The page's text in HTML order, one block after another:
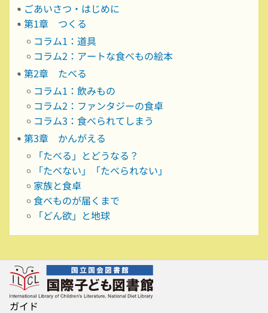
ごあいさつ・はじめに
第1章 つくる
コラム1：道具
コラム2：アートな食べもの絵本
第2章 たべる
コラム1：飲みもの
コラム2：ファンタジーの食卓
コラム3：食べられてしまう
第3章 かんがえる
「たべる」とどうなる？
「たべない」「たべられない」
家族と食卓
食べものが届くまで
「どん欲」と地球
ガイド